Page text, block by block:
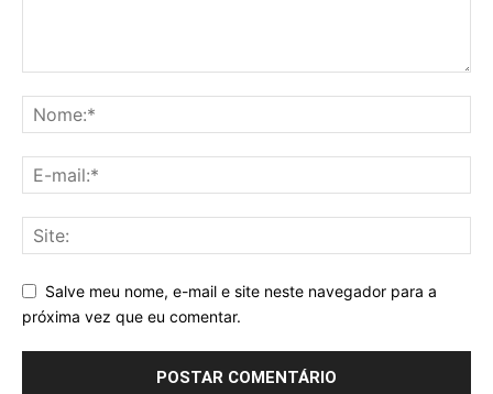
Salve meu nome, e-mail e site neste navegador para a
próxima vez que eu comentar.